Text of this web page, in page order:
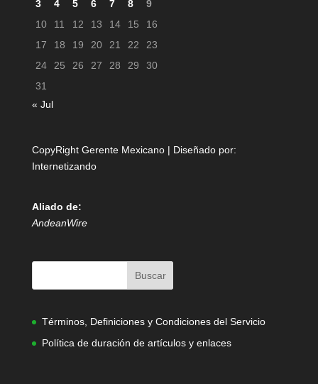
3
4 5 6 7 8
9
10
11 12 13 14 15
16
17
18 19 20 21 22
23
24
25 26 27 28 29
30
31
« Jul
CopyRight Gerente Mexicano | Diseñado por:
Internetizando
Aliado de:
AndeanWire
Términos, Definiciones y Condiciones del Servicio
Política de duración de artículos y enlaces